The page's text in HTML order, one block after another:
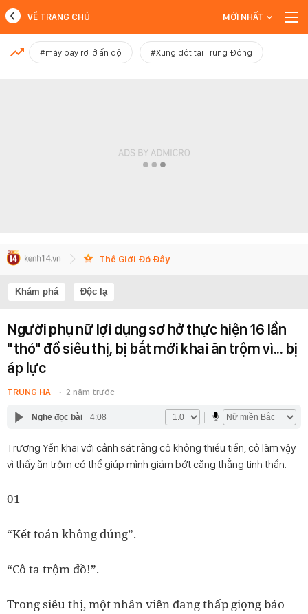
MỚI NHẤT
VỀ TRANG CHỦ MỚI NHẤT
#máy bay rơi ở ấn độ #Xung đột tại Trung Đông
Thế Giới Đó Đây
Khám phá Độc lạ
Người phụ nữ lợi dụng sơ hở thực hiện 16 lần
"thó" đồ siêu thị, bị bắt mới khai ăn trộm vì... bị
áp lực
TRUNG HẠ 2 năm trước
Nghe đọc bài 4:08
Trương Yến khai với cảnh sát rằng cô không thiếu tiền, cô làm vậy
vì thấy ăn trộm có thể giúp mình giảm bớt căng thẳng tinh thần.
01
“Kết toán không đúng”.
“Cô ta trộm đồ!”.
Trong siêu thị, một nhân viên đang thấp giọng báo